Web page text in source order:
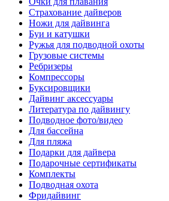
Страхование дайверов
Ножи для дайвинга
Буи и катушки
Ружья для подводной охоты
Грузовые системы
Ребризеры
Компрессоры
Буксировщики
Дайвинг аксессуары
Литература по дайвингу
Подводное фото/видео
Для бассейна
Для пляжа
Подарки для дайвера
Подарочные сертификаты
Комплекты
Подводная охота
Фридайвинг